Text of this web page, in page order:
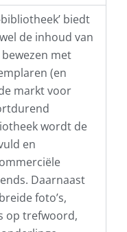
biedt
de inhoud van
met
(en
markt voor
wordt de
en
Daarnaast
foto’s,
op trefwoord,